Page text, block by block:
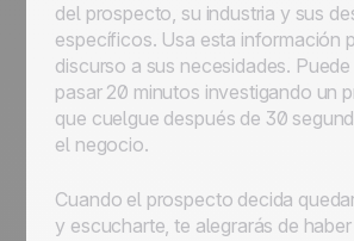
del prospecto, su industria y sus
específicos. Usa esta información
discurso a sus necesidades.
pasar 20 minutos investigando un
que cuelgue después de 30
el negocio.
Cuando el prospecto decida
y escucharte, te alegrarás de